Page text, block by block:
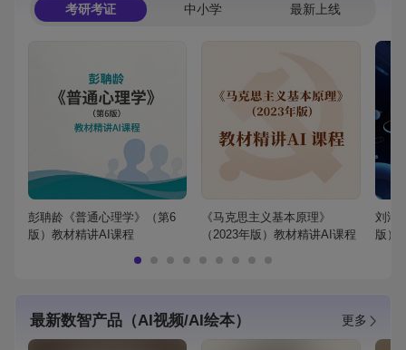
考研考证 中小学 最新上线
彭聃龄《普通心理学》（第6
版）教材精讲AI课程
《马克思主义基本原理》
（2023年版）教材精讲AI课程
刘鸿
版）
最新数智产品（AI视频/AI绘本） 更多